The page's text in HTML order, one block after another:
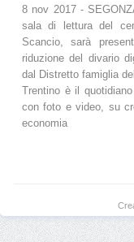
8 nov 2017 -
sala di lettura del
Scancio, sarà
riduzione del divario
dal Distretto famiglia
Trentino è il
con foto e video, su
economia